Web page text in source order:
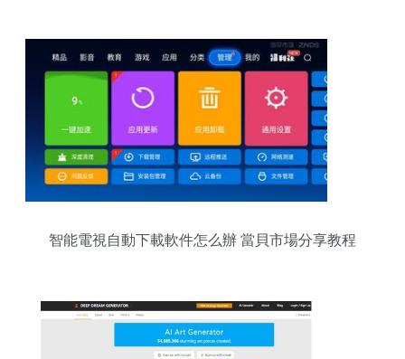
智能電視自動下載軟件怎么辦 當貝市場分享教程